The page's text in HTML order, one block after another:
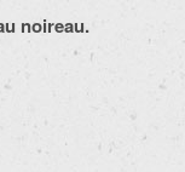
noireau.